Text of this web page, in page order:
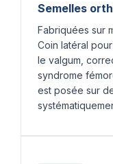
Semelles
Fabriquées sur
Coin latéral
le valgum,
syndrome
est posée sur